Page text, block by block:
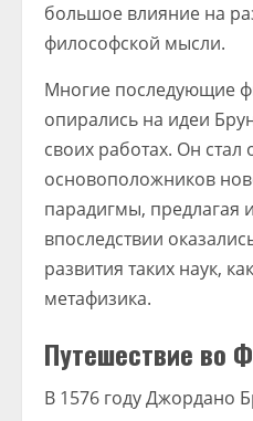
большое влияние на
философской мысли.
Многие последующие
опирались на идеи
своих работах. Он стал
основоположников
парадигмы, предлагая
впоследствии
развития таких наук,
метафизика.
Путешествие во
В 1576 году Джордано